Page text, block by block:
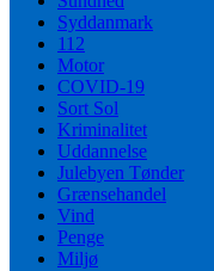
Syddanmark
112
Motor
COVID-19
Sort Sol
Kriminalitet
Uddannelse
Julebyen Tønder
Grænsehandel
Vind
Penge
Miljø